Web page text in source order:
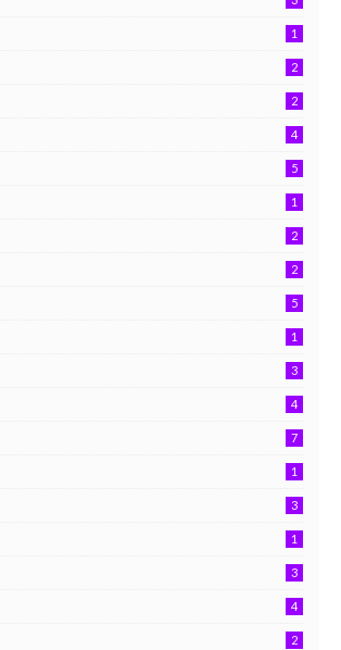
1
2
2
4
5
1
2
2
5
1
3
4
7
1
3
1
3
4
2